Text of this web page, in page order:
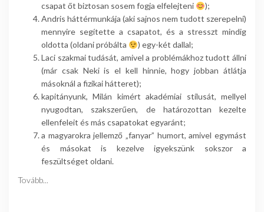
csapat őt biztosan sosem fogja elfelejteni
);
Andris háttérmunkája (aki sajnos nem tudott szerepelni)
mennyire segítette a csapatot, és a stresszt mindig
oldotta (oldani próbálta
) egy-két dallal;
Laci szakmai tudását, amivel a problémákhoz tudott állni
(már csak Neki is el kell hinnie, hogy jobban átlátja
másoknál a fizikai hátteret);
kapitányunk, Milán kimért akadémiai stílusát, mellyel
nyugodtan, szakszerűen, de határozottan kezelte
ellenfeleit és más csapatokat egyaránt;
a magyarokra jellemző „fanyar” humort, amivel egymást
és másokat is kezelve igyekszünk sokszor a
feszültséget oldani.
Tovább...